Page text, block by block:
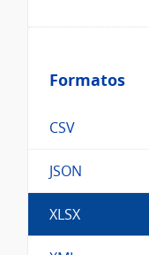
Formatos
Formatos
CSV
JSON
XLSX